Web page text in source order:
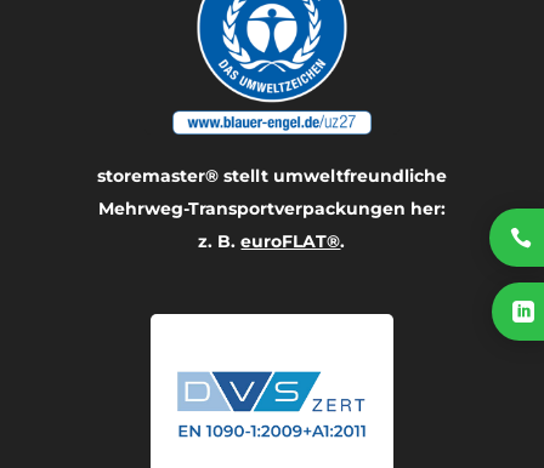
storemaster® stellt umwelt­freundliche
Mehrweg-Transport­verpackungen her:
z. B.euroFLAT®. 
